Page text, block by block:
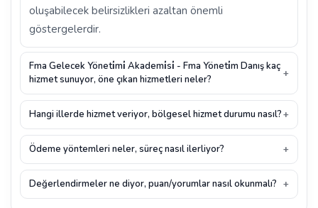
oluşabilecek belirsizlikleri azaltan önemli
göstergelerdir.
Fma Gelecek Yöneti̇mi̇ Akademi̇si̇ - Fma Yöneti̇m Danış kaç
hizmet sunuyor, öne çıkan hizmetleri neler?
Hangi illerde hizmet veriyor, bölgesel hizmet durumu nasıl?
Ödeme yöntemleri neler, süreç nasıl ilerliyor?
Değerlendirmeler ne diyor, puan/yorumlar nasıl okunmalı?